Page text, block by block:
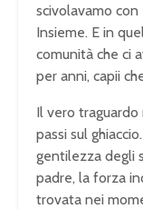
scivolavamo con
Insieme. E in
comunità che ci
per anni, capii
Il vero
passi sul
gentilezza degli
padre, la forza
trovata nei